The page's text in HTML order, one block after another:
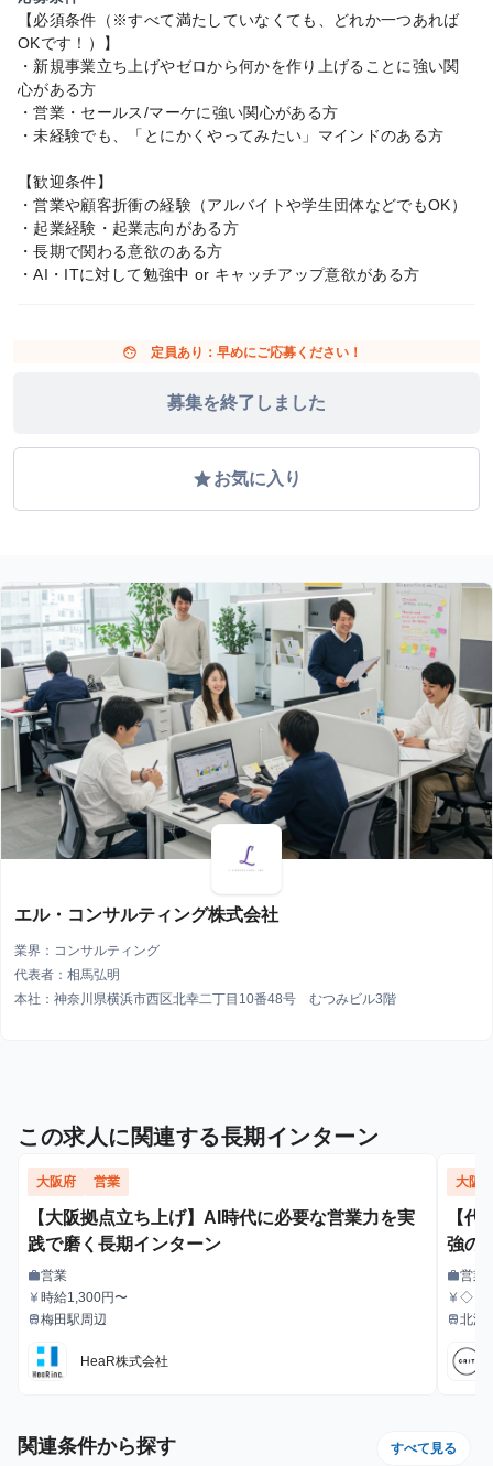
【必須条件（※すべて満たしていなくても、どれか一つあれば
OKです！）】
・新規事業立ち上げやゼロから何かを作り上げることに強い関
心がある方
・営業・セールス/マーケに強い関心がある方
・未経験でも、「とにかくやってみたい」マインドのある方
【歓迎条件】
・営業や顧客折衝の経験（アルバイトや学生団体などでもOK）
・起業経験・起業志向がある方
・長期で関わる意欲のある方
・AI・ITに対して勉強中 or キャッチアップ意欲がある方
face 定員あり：早めにご応募ください！
募集を終了しました
gradeお気に入り
エル・コンサルティング株式会社
業界：コンサルティング
代表者：相馬弘明
本社：神奈川県横浜市西区北幸二丁目10番48号 むつみビル3階
この求人に関連する長期インターン
大阪府 営業
【大阪拠点立ち上げ】AI時代に必要な営業力を実
践で磨く長期インターン
職種
work営業
給与
currency_yen時給1,300円〜
最寄駅
train梅田駅周辺
HeaR株式会社
大阪
【
強の
職種
work営業
給与
currency_yen◇ 入
イミ
定）
0円 ＊1日8時間の稼働で、平均1.5~2件程度のアポイント獲得が
最寄駅
train北浜
関連条件から探す すべて見る